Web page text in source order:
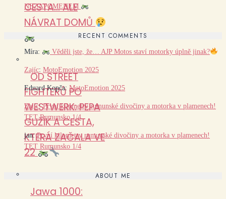
CESTA… ALE
NÁVRAT DOMŮ
OD STREET
FIGHTERŮ PO
WESTWERK: PEPA
GUŽÍK A CESTA,
KTERÁ ZAČALA VE
22
Jawa 1000:
NEZAPOMENEM
RECENT COMMENTS
Míra: Věděli jste, že… AJP Motos staví motorky úplně jinak?
Zajíc: MotoEmotion 2025
Eduard Kopča: MotoEmotion 2025
Zajíc:První kilometry rumunské divočiny a motorka v plamenech!
TET Rumunsko 1/4
jan:První kilometry rumunské divočiny a motorka v plamenech!
TET Rumunsko 1/4
ABOUT ME